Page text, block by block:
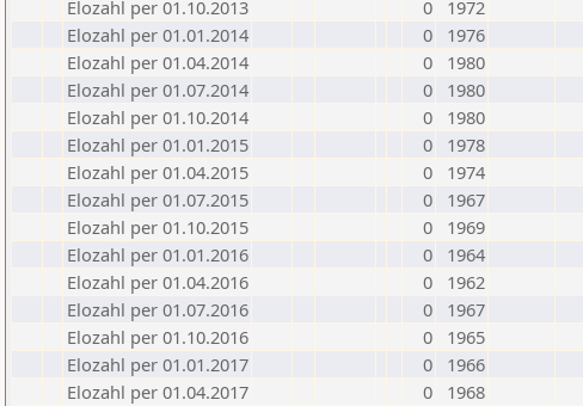
Elozahl per 01.10.2013
0
1972
Elozahl per 01.01.2014
0
1976
Elozahl per 01.04.2014
0
1980
Elozahl per 01.07.2014
0
1980
Elozahl per 01.10.2014
0
1980
Elozahl per 01.01.2015
0
1978
Elozahl per 01.04.2015
0
1974
Elozahl per 01.07.2015
0
1967
Elozahl per 01.10.2015
0
1969
Elozahl per 01.01.2016
0
1964
Elozahl per 01.04.2016
0
1962
Elozahl per 01.07.2016
0
1967
Elozahl per 01.10.2016
0
1965
Elozahl per 01.01.2017
0
1966
Elozahl per 01.04.2017
0
1968